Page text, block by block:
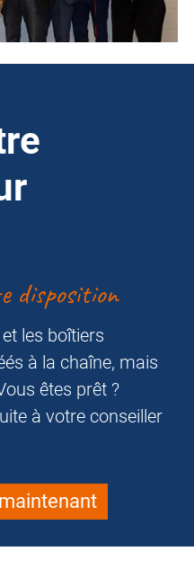
disposition
les boîtiers
à la chaîne, mais
êtes prêt ?
à votre conseiller